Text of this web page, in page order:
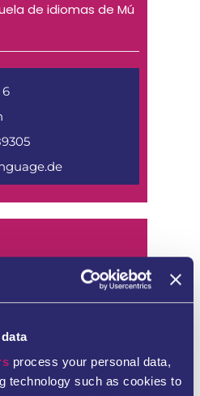
process your personal data,
technology such as cookies to
de idiomas de Mú
6